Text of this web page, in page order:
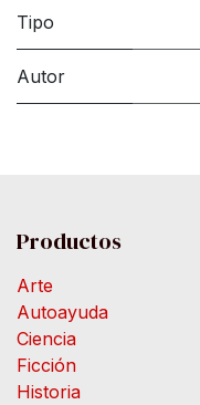
Tipo
Autor
Productos
Arte
Autoayuda
Ciencia
Ficción
Historia